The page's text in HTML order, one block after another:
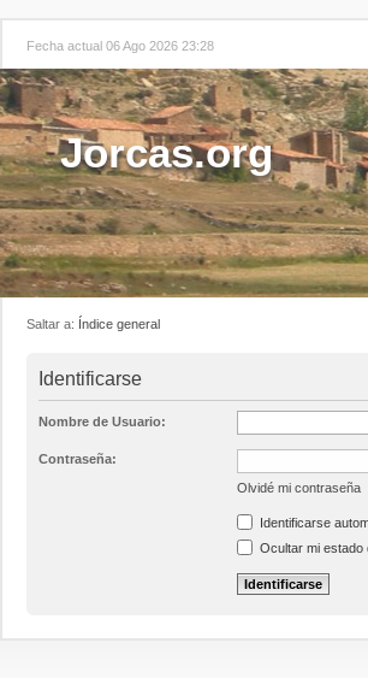
Fecha actual 06 Ago 2026 23:28
Jorcas.org
Saltar a: Índice general
Identificarse
Nombre de Usuario:
Contraseña:
Olvidé mi contraseña
Identificarse
Ocultar mi estado